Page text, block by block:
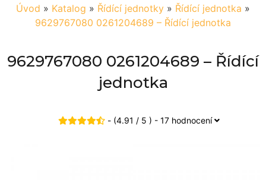
Úvod » Katalog » Řídící jednotky » Řídící jednotka »
9629767080 0261204689 – Řídící jednotka
9629767080 0261204689 – Řídící
jednotka
- (4.91 / 5 ) - 17 hodnocení